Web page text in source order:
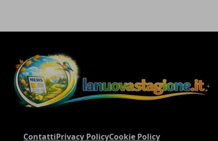
ContattiPrivacy PolicyCookie Policy